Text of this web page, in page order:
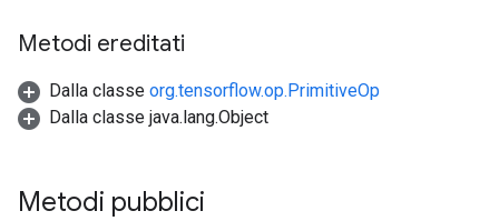
Metodi ereditati
Dalla classe org.tensorflow.op.PrimitiveOp
Dalla classe java.lang.Object
Metodi pubblici